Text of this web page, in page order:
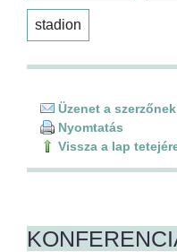
stadion
Üzenet a szerzőnek
Nyomtatás
Vissza a lap